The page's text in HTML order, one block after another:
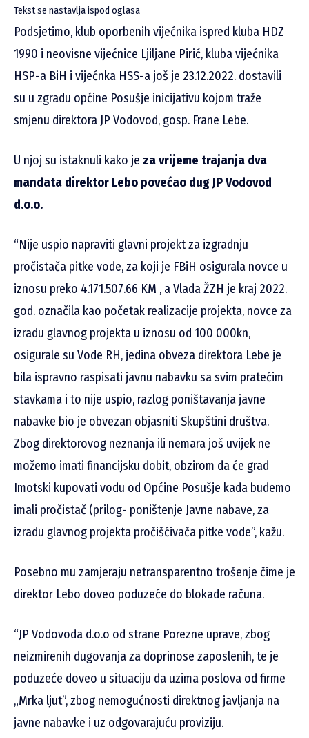
Tekst se nastavlja ispod oglasa
Podsjetimo, klub oporbenih vijećnika ispred kluba HDZ
1990 i neovisne vijećnice Ljiljane Pirić, kluba vijećnika
HSP-a BiH i vijećnka HSS-a još je 23.12.2022. dostavili
su u zgradu općine Posušje inicijativu kojom traže
smjenu direktora JP Vodovod, gosp. Frane Lebe.
U njoj su istaknuli kako je za vrijeme trajanja dva
mandata direktor Lebo povećao dug JP Vodovod
d.o.o.
“Nije uspio napraviti glavni projekt za izgradnju
pročistača pitke vode, za koji je FBiH osigurala novce u
iznosu preko 4.171.507.66 KM , a Vlada ŽZH je kraj 2022.
god. označila kao početak realizacije projekta, novce za
izradu glavnog projekta u iznosu od 100 000kn,
osigurale su Vode RH, jedina obveza direktora Lebe je
bila ispravno raspisati javnu nabavku sa svim pratećim
stavkama i to nije uspio, razlog poništavanja javne
nabavke bio je obvezan objasniti Skupštini društva.
Zbog direktorovog neznanja ili nemara još uvijek ne
možemo imati financijsku dobit, obzirom da će grad
Imotski kupovati vodu od Općine Posušje kada budemo
imali pročistač (prilog- poništenje Javne nabave, za
izradu glavnog projekta pročišćivača pitke vode”, kažu.
Posebno mu zamjeraju netransparentno trošenje čime je
direktor Lebo doveo poduzeće do blokade računa.
“JP Vodovoda d.o.o od strane Porezne uprave, zbog
neizmirenih dugovanja za doprinose zaposlenih, te je
poduzeće doveo u situaciju da uzima poslova od firme
„Mrka ljut”, zbog nemogućnosti direktnog javljanja na
javne nabavke i uz odgovarajuću proviziju.